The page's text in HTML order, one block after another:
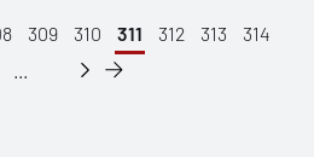
309 310 311 312 313
314
...